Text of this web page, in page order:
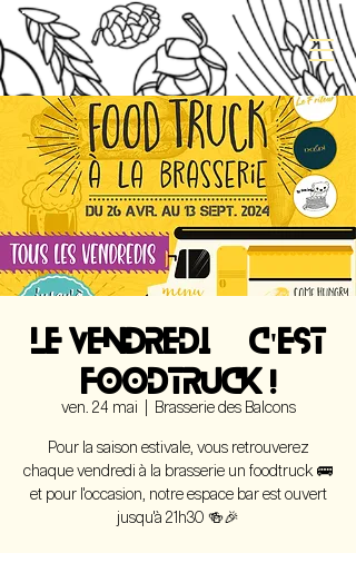
LE VENDREDI, C'EST
FOODTRUCK !
ven. 24 mai Brasserie des Balcons
Pour la saison estivale, vous retrouverez
chaque vendredi à la brasserie un foodtruck 🚌
et pour l'occasion, notre espace bar est ouvert
jusqu'à 21h30 🍻🎉